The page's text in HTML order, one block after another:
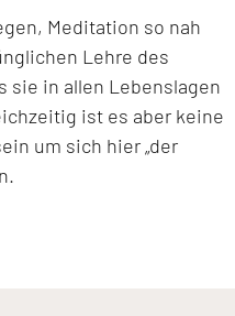
Meditation so nah
Lehre des
sie in allen Lebenslagen
ist es aber keine
um sich hier „der